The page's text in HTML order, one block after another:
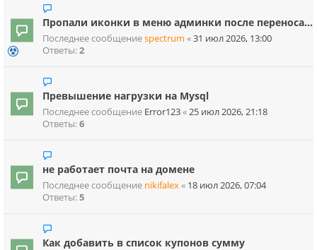
Пропали иконки в меню админки после переноса...
Последнее сообщениеspectrum «31 июл 2026, 13:00
Ответы:2
Превышение нагрузки на Mysql
Последнее сообщение Error123«25 июл 2026, 21:18
Ответы:6
не работает почта на домене
Последнее сообщение nikifalex« 18 июл 2026, 07:04
Ответы:5
Как добавить в список купонов сумму